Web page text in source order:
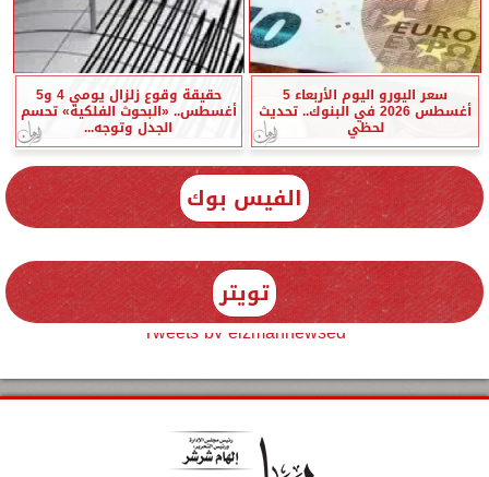
سعر اليورو اليوم الأربعاء 5
أغسطس 2026 في البنوك.. تحديث
لحظي
حقيقة وقوع زلزال يومي 4 و5
أغسطس.. «البحوث الفلكية» تحسم
الجدل وتوجه...
الفيس بوك
تويتر
Tweets by elzmannewseg